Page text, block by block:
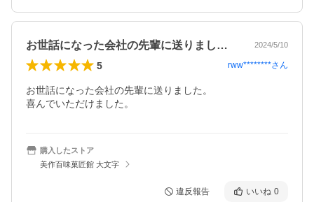
お世話になった会社の先輩に送りました。… 2024/5/10
5 rww********さん
お世話になった会社の先輩に送りました。
喜んでいただけました。
購入したストア
美作百味菓匠館 大文字
違反報告 いいね 0